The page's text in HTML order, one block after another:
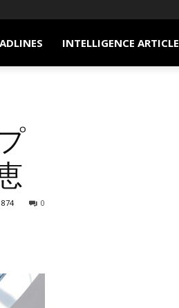
INTELLIGENCE ARTICLE
0
874